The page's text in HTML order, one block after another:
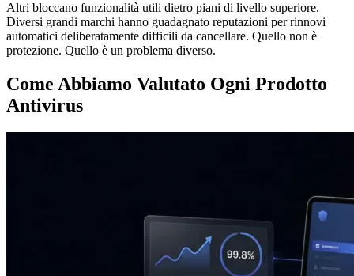
Altri bloccano funzionalità utili dietro piani di livello superiore.
Diversi grandi marchi hanno guadagnato reputazioni per rinnovi
automatici deliberatamente difficili da cancellare. Quello non è
protezione. Quello è un problema diverso.
Come Abbiamo Valutato Ogni Prodotto
Antivirus